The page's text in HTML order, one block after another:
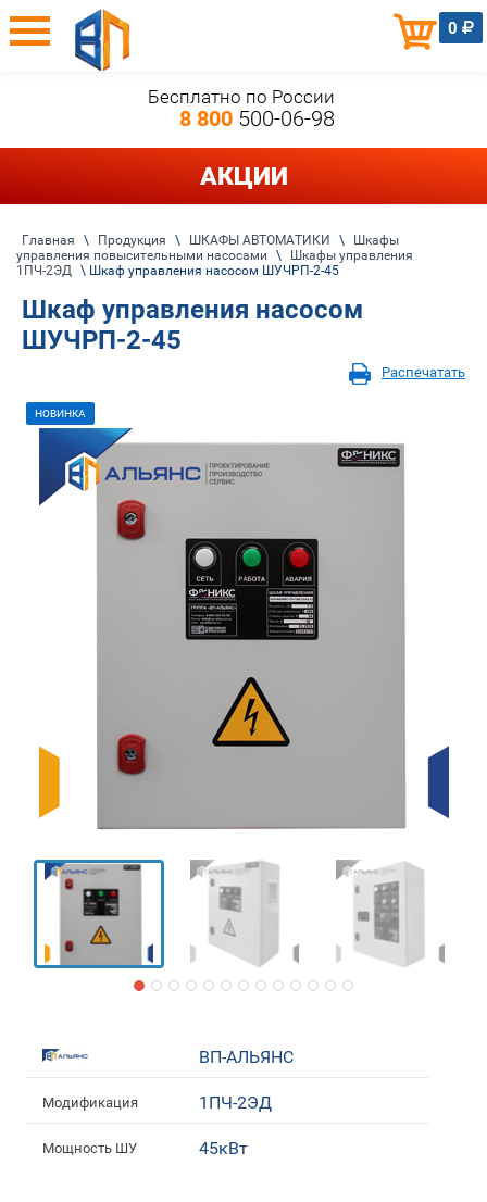
0
Бесплатно по России
8 800500-06-98
АКЦИИ
Главная \ Продукция \ ШКАФЫ АВТОМАТИКИ \
Шкафы
управления повысительными насосами
\
Шкафы управления
1ПЧ-2ЭД
\ Шкаф управления насосом ШУЧРП-2-45
Шкаф управления насосом
ШУЧРП-2-45
Распечатать
НОВИНКА
ВП-АЛЬЯНС
Модификация 1ПЧ-2ЭД
Мощность ШУ 45кВт